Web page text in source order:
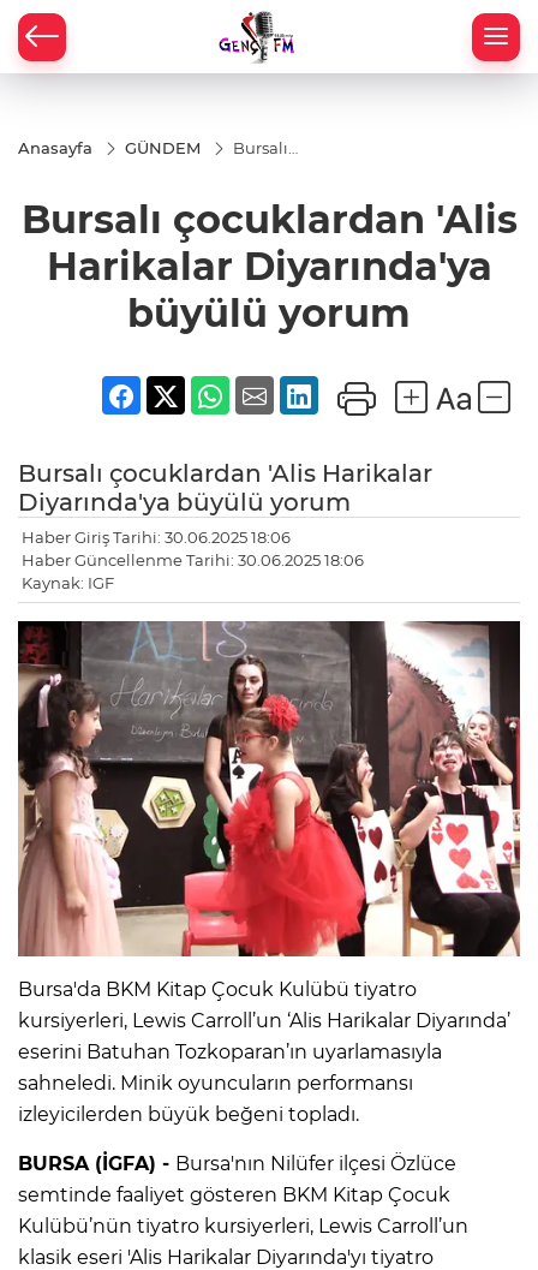
Anasayfa GÜNDEM
Bursalı
Harikalar
Diyarında'ya
yorum
Bursalı çocuklardan 'Alis
Harikalar Diyarında'ya
büyülü yorum
Bursalı çocuklardan 'Alis Harikalar
Diyarında'ya büyülü yorum
Haber Giriş Tarihi: 30.06.2025 18:06
Haber Güncellenme Tarihi: 30.06.2025 18:06
Kaynak: IGF
Bursa'da BKM Kitap Çocuk Kulübü tiyatro
kursiyerleri, Lewis Carroll’un ‘Alis Harikalar Diyarında’
eserini Batuhan Tozkoparan’ın uyarlamasıyla
sahneledi. Minik oyuncuların performansı
izleyicilerden büyük beğeni topladı.
BURSA (İGFA) - Bursa'nın Nilüfer ilçesi Özlüce
semtinde faaliyet gösteren BKM Kitap Çocuk
Kulübü’nün tiyatro kursiyerleri, Lewis Carroll’un
klasik eseri 'Alis Harikalar Diyarında'yı tiyatro